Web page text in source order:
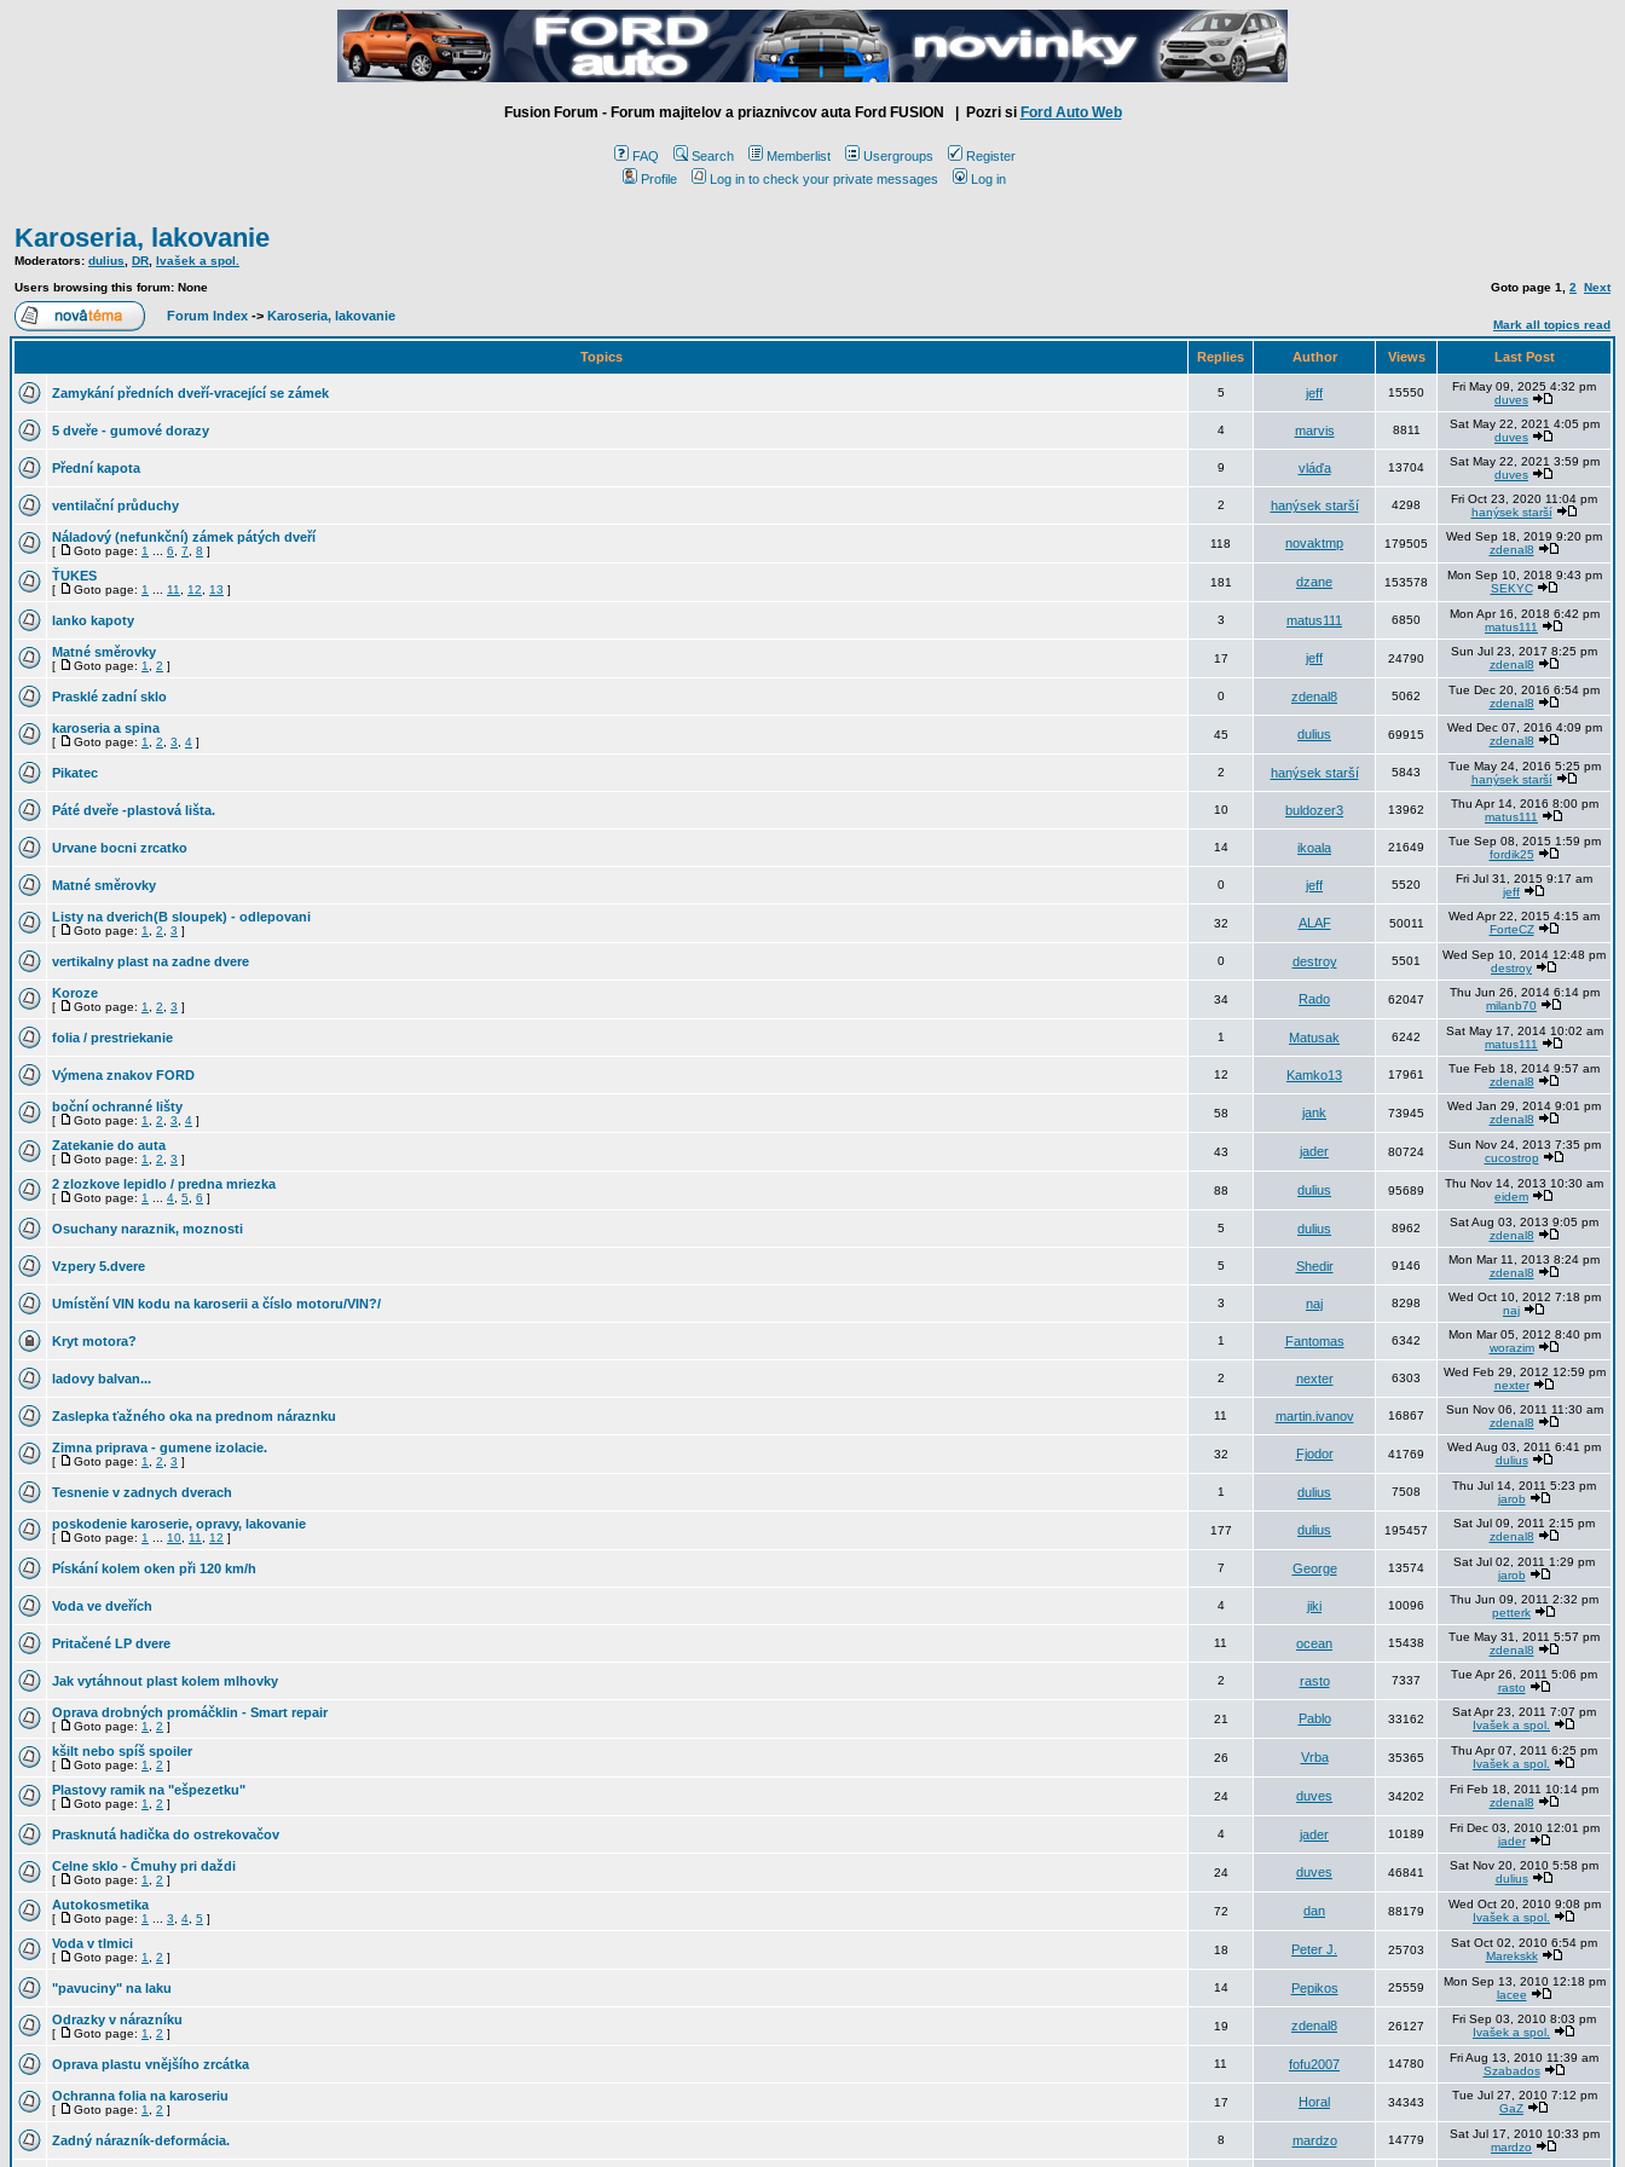
Fusion Forum - Forum majitelov a priaznivcov auta Ford FUSION | Pozri si Ford Auto Web
FAQ Search Memberlist Usergroups
Register
Profile
Log in to check your private messages Log in
Karoseria, lakovanie
Moderators: dulius DR Ivašek a spol.
Users browsing this forum: None
Goto page 1 2 Next
Forum Index -> Karoseria, lakovanie
Mark all topics read
Topics Replies Author Views Last Post
Zamykání předních dveří-vracející se zámek 5 jeff 15550
Fri May 09, 2025 4:32 pm
duves
5 dveře - gumové dorazy 4 marvis 8811
Sat May 22, 2021 4:05 pm
duves
Přední kapota 9 vláďa 13704
Sat May 22, 2021 3:59 pm
duves
ventilační průduchy 2 hanýsek starší 4298
Fri Oct 23, 2020 11:04 pm
hanýsek starší
Náladový (nefunkční) zámek pátých dveří
[ Goto page: 1 6 7 8 ]
118 novaktmp 179505
Wed Sep 18, 2019 9:20 pm
zdenal8
ŤUKES
[ Goto page: 1 11 12 13 ]
181 dzane 153578
Mon Sep 10, 2018 9:43 pm
SEKYC
lanko kapoty 3 matus111 6850
Mon Apr 16, 2018 6:42 pm
matus111
Matné směrovky
[ Goto page: 1 2 ]
17 jeff 24790
Sun Jul 23, 2017 8:25 pm
zdenal8
Prasklé zadní sklo 0 zdenal8 5062
Tue Dec 20, 2016 6:54 pm
zdenal8
karoseria a spina
[ Goto page: 1 2 3 4 ]
45 dulius 69915
Wed Dec 07, 2016 4:09 pm
zdenal8
Pikatec 2 hanýsek starší 5843
Tue May 24, 2016 5:25 pm
hanýsek starší
Páté dveře -plastová lišta. 10 buldozer3 13962
Thu Apr 14, 2016 8:00 pm
matus111
Urvane bocni zrcatko 14 ikoala 21649
Tue Sep 08, 2015 1:59 pm
fordik25
Matné směrovky 0 jeff 5520
Fri Jul 31, 2015 9:17 am
jeff
Listy na dverich(B sloupek) - odlepovani
[ Goto page: 1 2 3 ]
32 ALAF 50011
Wed Apr 22, 2015 4:15 am
ForteCZ
vertikalny plast na zadne dvere 0 destroy 5501
Wed Sep 10, 2014 12:48 pm
destroy
Koroze
[ Goto page: 1 2 3 ]
34 Rado 62047
Thu Jun 26, 2014 6:14 pm
milanb70
folia / prestriekanie 1 Matusak 6242
Sat May 17, 2014 10:02 am
matus111
Výmena znakov FORD 12 Kamko13 17961
Tue Feb 18, 2014 9:57 am
zdenal8
boční ochranné lišty
[ Goto page: 1 2 3 4 ]
58 jank 73945
Wed Jan 29, 2014 9:01 pm
zdenal8
Zatekanie do auta
[ Goto page: 1 2 3 ]
43 jader 80724
Sun Nov 24, 2013 7:35 pm
cucostrop
2 zlozkove lepidlo / predna mriezka
[ Goto page: 1 4 5 6 ]
88 dulius 95689
Thu Nov 14, 2013 10:30 am
eidem
Osuchany naraznik, moznosti 5 dulius 8962
Sat Aug 03, 2013 9:05 pm
zdenal8
Vzpery 5.dvere 5 Shedir 9146
Mon Mar 11, 2013 8:24 pm
zdenal8
Umístění VIN kodu na karoserii a číslo motoru/VIN?/ 3 naj 8298
Wed Oct 10, 2012 7:18 pm
naj
Kryt motora? 1 Fantomas 6342
Mon Mar 05, 2012 8:40 pm
worazim
ladovy balvan... 2 nexter 6303
Wed Feb 29, 2012 12:59 pm
nexter
Zaslepka ťažného oka na prednom náraznku 11 martin.ivanov 16867
Sun Nov 06, 2011 11:30 am
zdenal8
Zimna priprava - gumene izolacie.
[ Goto page: 1 2 3 ]
32 Fjodor 41769
Wed Aug 03, 2011 6:41 pm
dulius
Tesnenie v zadnych dverach 1 dulius 7508
Thu Jul 14, 2011 5:23 pm
jarob
poskodenie karoserie, opravy, lakovanie
[ Goto page: 1 10 11 12 ]
177 dulius 195457
Sat Jul 09, 2011 2:15 pm
zdenal8
Pískání kolem oken při 120 km/h 7 George 13574
Sat Jul 02, 2011 1:29 pm
jarob
Voda ve dveřích 4 jiki 10096
Thu Jun 09, 2011 2:32 pm
petterk
Pritačené LP dvere 11 ocean 15438
Tue May 31, 2011 5:57 pm
zdenal8
Jak vytáhnout plast kolem mlhovky 2 rasto 7337
Tue Apr 26, 2011 5:06 pm
rasto
Oprava drobných promáčklin - Smart repair
[ Goto page: 1 2 ]
21 Pablo 33162
Sat Apr 23, 2011 7:07 pm
Ivašek a spol.
kšilt nebo spíš spoiler
[ Goto page: 1 2 ]
26 Vrba 35365
Thu Apr 07, 2011 6:25 pm
Ivašek a spol.
Plastovy ramik na "ešpezetku"
[ Goto page: 1 2 ]
24 duves 34202
Fri Feb 18, 2011 10:14 pm
zdenal8
Prasknutá hadička do ostrekovačov 4 jader 10189
Fri Dec 03, 2010 12:01 pm
jader
Celne sklo - Čmuhy pri daždi
[ Goto page: 1 2 ]
24 duves 46841
Sat Nov 20, 2010 5:58 pm
dulius
Autokosmetika
[ Goto page: 1 3 4 5 ]
72 dan 88179
Wed Oct 20, 2010 9:08 pm
Ivašek a spol.
Voda v tlmici
[ Goto page: 1 2 ]
18 Peter J. 25703
Sat Oct 02, 2010 6:54 pm
Marekskk
"pavuciny" na laku 14 Pepikos 25559
Mon Sep 13, 2010 12:18 pm
lacee
Odrazky v nárazníku
[ Goto page: 1 2 ]
19 zdenal8 26127
Fri Sep 03, 2010 8:03 pm
Ivašek a spol.
Oprava plastu vnějšího zrcátka 11 fofu2007 14780
Fri Aug 13, 2010 11:39 am
Szabados
Ochranna folia na karoseriu
[ Goto page: 1 2 ]
17 Horal 34343
Tue Jul 27, 2010 7:12 pm
GaZ
Zadný nárazník-deformácia. 8 mardzo 14779
Sat Jul 17, 2010 10:33 pm
mardzo